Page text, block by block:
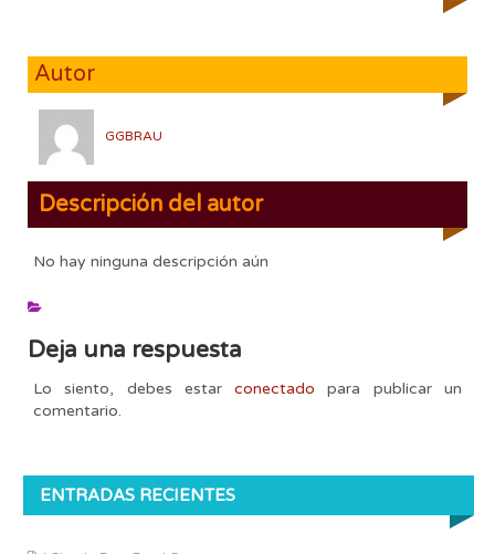
Autor
GGBRAU
Descripción del autor
No hay ninguna descripción aún
Deja una respuesta
Lo siento, debes estarconectado para publicar un
comentario.
ENTRADAS RECIENTES